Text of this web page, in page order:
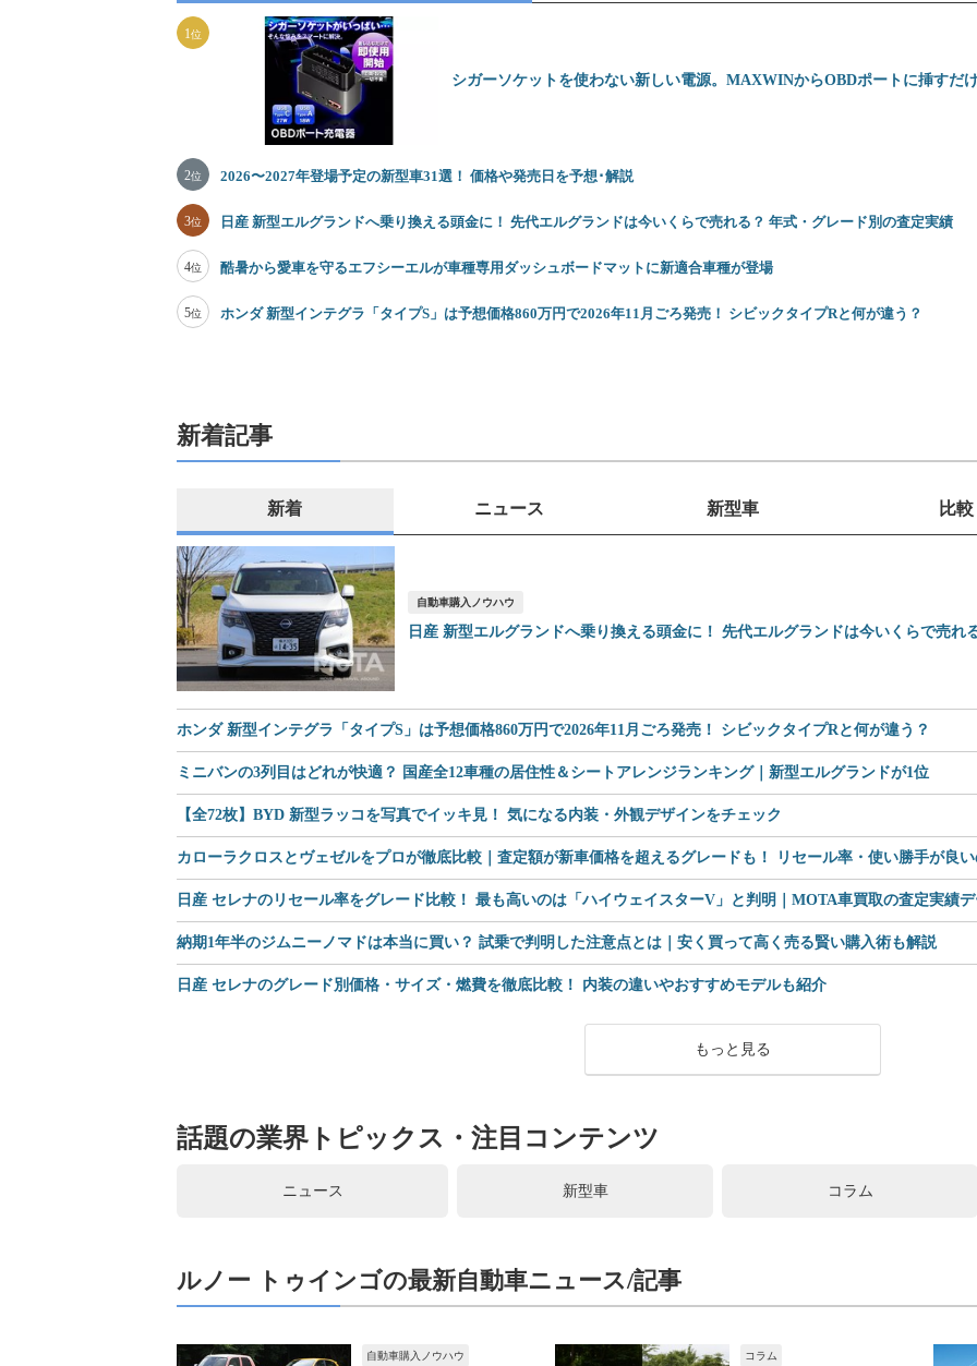
1位
シガーソケットを使わない新しい電源。MAXWINからOBDポートに挿すだ
2位 2026〜2027年登場予定の新型車31選！ 価格や発売日を予想･解説
3位 日産 新型エルグランドへ乗り換える頭金に！ 先代エルグランドは今いくらで売れる？ 年式・グレード別の査定実績
4位 酷暑から愛車を守るエフシーエルが車種専用ダッシュボードマットに新適合車種が登場
5位 ホンダ 新型インテグラ「タイプS」は予想価格860万円で2026年11月ごろ発売！ シビックタイプRと何が違う？
新着記事
新着 ニュース 新型車 比較
自動車購入ノウハウ
日産 新型エルグランドへ乗り換える頭金に！ 先代エルグランドは今いくらで売れ
ホンダ 新型インテグラ「タイプS」は予想価格860万円で2026年11月ごろ発売！ シビックタイプRと何が違う？
ミニバンの3列目はどれが快適？ 国産全12車種の居住性＆シートアレンジランキング｜新型エルグランドが1位
【全72枚】BYD 新型ラッコを写真でイッキ見！ 気になる内装・外観デザインをチェック
カローラクロスとヴェゼルをプロが徹底比較｜査定額が新車価格を超えるグレードも！ リセール率・使い勝手が良
日産 セレナのリセール率をグレード比較！ 最も高いのは「ハイウェイスターV」と判明｜MOTA車買取の査定実績
納期1年半のジムニーノマドは本当に買い？ 試乗で判明した注意点とは｜安く買って高く売る賢い購入術も解説
日産 セレナのグレード別価格・サイズ・燃費を徹底比較！ 内装の違いやおすすめモデルも紹介
もっと見る
話題の業界トピックス・注目コンテンツ
ニュース 新型車 コラム
ルノー トゥインゴの最新自動車ニュース/記事
自動車購入ノウハウ コラム